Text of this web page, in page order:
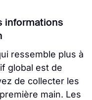
informations
ressemble plus à
global est de
de collecter les
main. Les